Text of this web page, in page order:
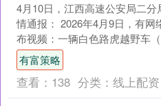
4月10日，江西高速公安局二分
情通报： 2026年4月9日，有网
布视频：一辆白色路虎越野车
AJ7102临）在杭瑞高速涌泉服务
后逃单。此....
有富策略
查看： 138 分类： 线上配资